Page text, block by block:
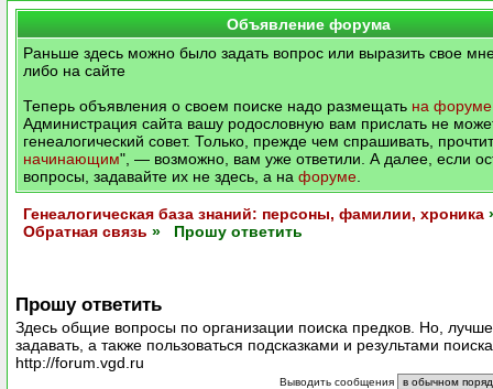
Объявление форума
Раньше здесь можно было задать вопрос или выразить свое
либо на сайте
Теперь объявления о своем поиске надо размещать на форуме
Администрация сайта вашу родословную вам прислать не
генеалогический совет. Только, прежде чем спрашивать,
начинающим", — возможно, вам уже ответили. А далее, если
вопросы, задавайте их не здесь, а на форуме
Генеалогическая база знаний: персоны, фамилии, хроника
Обратная связь » Прошу ответить
Прошу ответить
Здесь общие вопросы по организации поиска предков. Но,
задавать, а также пользоваться подсказками и результами
http://forum.vgd.ru
Выводить сообщения